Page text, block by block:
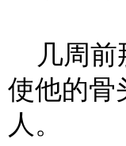
几周前
使他的骨
人。